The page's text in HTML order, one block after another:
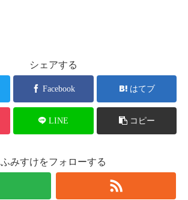
シェアする
Facebook はてブ
LINE コピー
ふみすけをフォローする